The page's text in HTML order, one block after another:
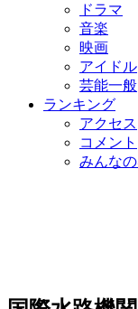
ドラマ
音楽
映画
アイドル
芸能一般
ランキング
アクセス
コメント
みんな